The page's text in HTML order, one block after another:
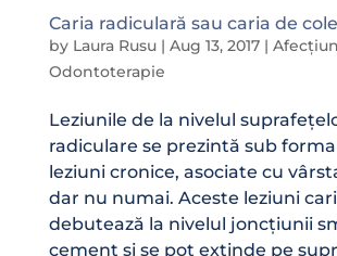
Caria radiculară sau caria de
by Laura Rusu| Aug 13, 2017|
Odontoterapie
Leziunile de la nivelul
radiculare se prezintă sub
leziuni cronice, asociate cu
dar nu numai. Aceste leziuni
debutează la nivelul joncțiunii
cement și se pot extinde pe